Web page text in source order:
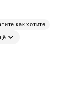
как хотите